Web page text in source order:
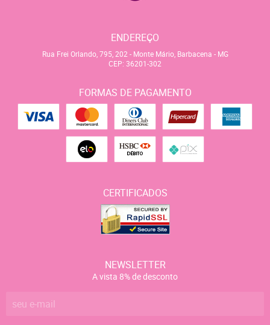
ENDEREÇO
Rua Frei Orlando, 795, 202 - Monte Mário, Barbacena - MG
CEP: 36201-302
FORMAS DE PAGAMENTO
CERTIFICADOS
NEWSLETTER
A vista 8% de desconto